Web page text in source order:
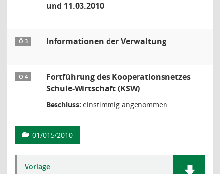
und 11.03.2010
Ö 3 Informationen der Verwaltung
Ö 4
Fortführung des Kooperationsnetzes
Schule-Wirtschaft (KSW)
Beschluss: einstimmig angenommen
01/015/2010
Vorlage